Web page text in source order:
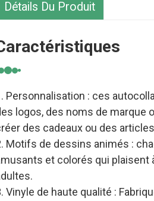
Détails Du Produit
Personnalisation : ces
logos, des noms de marque
des cadeaux ou des
Motifs de dessins animés :
et colorés qui plaisent
Vinyle de haute qualité :